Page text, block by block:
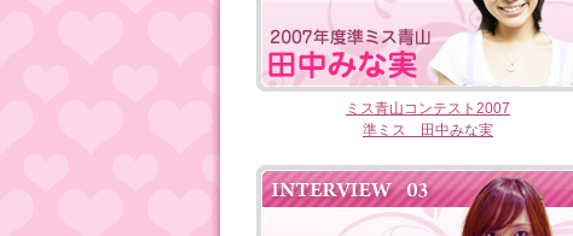
ミス青山コンテスト2007
準ミス 田中みな実